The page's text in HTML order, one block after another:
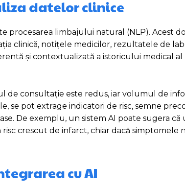
datelor clinice
procesarea limbajului natural (NLP). Acest
clinică, notițele medicilor, rezultatele de
și contextualizată a istoricului medical
consultație este redus, iar volumul de
se pot extrage indicatori de risc, semne
De exemplu, un sistem AI poate sugera că
crescut de infarct, chiar dacă simptomele
cu AI